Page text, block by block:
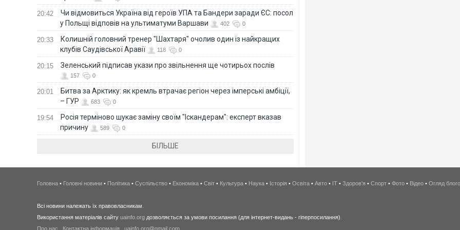
20:42
Чи відмовиться Україна від героїв УПА та Бандери заради ЄС: посол
у Польщі відповів на ультиматуми Варшави
402 0
20:33
Колишній головний тренер "Шахтаря" очолив один із найкращих
клубів Саудівської Аравії
118 0
20:15 Зеленський підписав укази про звільнення ще чотирьох послів
157 0
20:01
Битва за Арктику: як кремль втрачає регіон через імперські амбіції,
– ГУР
683 0
19:54
Росія терміново шукає заміну своїм "Іскандерам": експерт вказав
причину
589 0
БІЛЬШЕ
Головна • Головні новини • Політика • Суспільство • Економіка • Світ • Культура • Наука • Історія • Освіта • Авто • IT • Здоров'я • Спорт • Фото • Відео • Огляд
Всі новини належать їх правовласникам.
Використання матеріалів сайту uainfo.org дозволяється за умови посилання (для інтернет-видань - гіперпосилання).
Про нас
Контактна інформація uainfo.org@gmail.com